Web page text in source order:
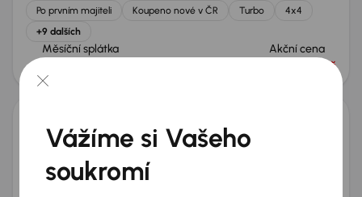
Po prvním majiteli Koupeno nové v ČR Turbo
4x4
+9 dalších
Měsíční splátka Akční cena
720 000 Kč
Porsche Cayenne
Koupeno nové v ČR S
Vážíme si Vašeho
soukromí